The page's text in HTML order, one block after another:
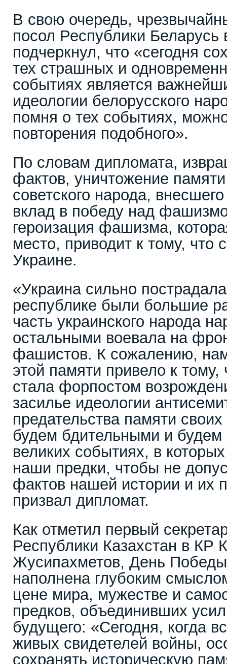
В свою очередь,
посол Республики
подчеркнул, что «сегодня
тех страшных и
событиях является
идеологии белорусского
помня о тех событиях,
повторения подобного».
По словам дипломата,
фактов, уничтожение
советского народа,
вклад в победу над
героизация фашизма,
место, приводит к тому, что
Украине.
«Украина сильно
республике были большие
часть украинского народа
остальными воевала на
фашистов. К сожалению,
этой памяти привело к тому,
стала форпостом
засилье идеологии
предательства памяти
будем бдительными и будем
великих событиях, в
наши предки, чтобы не
фактов нашей истории и их
призвал дипломат.
Как отметил первый
Республики Казахстан в КР
Жусипахметов, День Победы
наполнена глубоким
цене мира, мужестве и
предков, объединивших
будущего: «Сегодня, когда
живых свидетелей войны,
сохранять историческую